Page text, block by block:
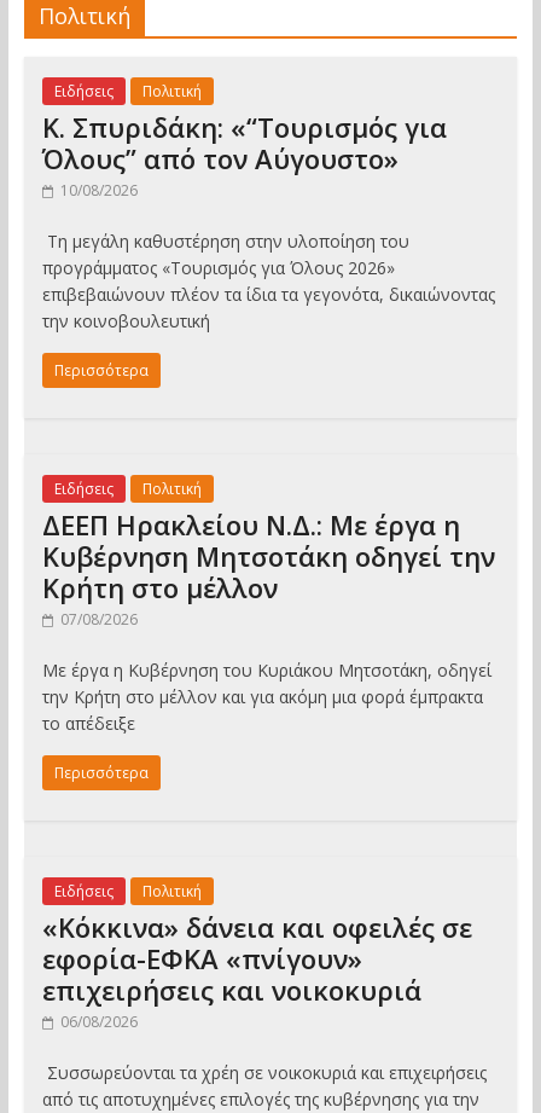
Πολιτική
Ειδήσεις Πολιτική
Κ. Σπυριδάκη: «“Τουρισμός για
Όλους” από τον Αύγουστο»
10/08/2026
Τη μεγάλη καθυστέρηση στην υλοποίηση του
προγράμματος «Τουρισμός για Όλους 2026»
επιβεβαιώνουν πλέον τα ίδια τα γεγονότα, δικαιώνοντας
την κοινοβουλευτική
Περισσότερα
Ειδήσεις Πολιτική
ΔΕΕΠ Ηρακλείου Ν.Δ.: Με έργα η
Κυβέρνηση Μητσοτάκη οδηγεί την
Κρήτη στο μέλλον
07/08/2026
Με έργα η Κυβέρνηση του Κυριάκου Μητσοτάκη, οδηγεί
την Κρήτη στο μέλλον και για ακόμη μια φορά έμπρακτα
το απέδειξε
Περισσότερα
Ειδήσεις Πολιτική
«Κόκκινα» δάνεια και οφειλές σε
εφορία-ΕΦΚΑ «πνίγουν»
επιχειρήσεις και νοικοκυριά
06/08/2026
Συσσωρεύονται τα χρέη σε νοικοκυριά και επιχειρήσεις
από τις αποτυχημένες επιλογές της κυβέρνησης για την